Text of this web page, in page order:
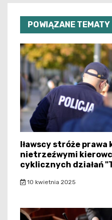
POWIĄZANE TEMATY
Iławscy stróże
nietrzeźwymi
cyklicznych działań
10 kwietnia 2025